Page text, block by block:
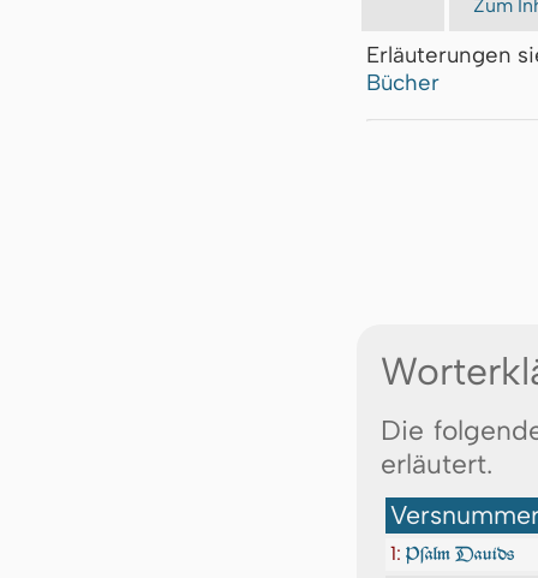
Zum
Erläuterungen
Bücher
Die
erläutert.
1: Pſalm Dauids